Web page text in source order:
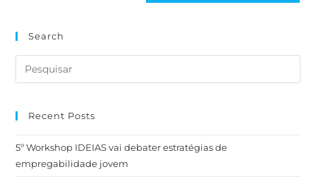
Search
Recent Posts
5º Workshop IDEIAS vai debater estratégias de
empregabilidade jovem